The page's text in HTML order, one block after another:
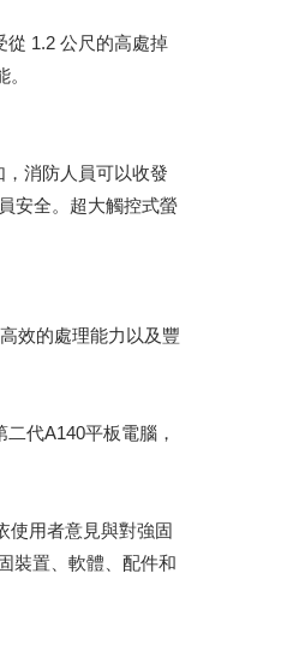
從 1.2 公尺的高處掉
消防人員可以收發
安全。超大觸控式螢
效的處理能力以及豐
代A140平板電腦，
使用者意見與對強固
裝置、軟體、配件和